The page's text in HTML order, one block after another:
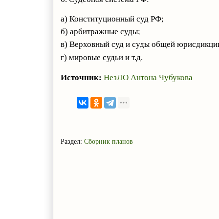
а) Конституционный суд РФ;
б) арбитражные суды;
в) Верховный суд и суды общей
г) мировые судьи и т.д.
Источник: НезЛО Антона Чубукова
Раздел: Сборник планов